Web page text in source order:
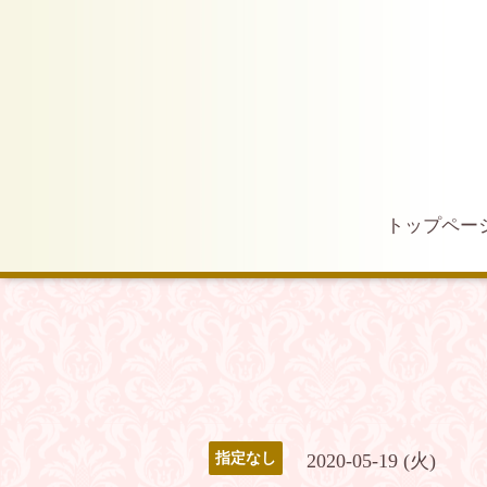
トップペー
指定なし 2020-05-19 (火)